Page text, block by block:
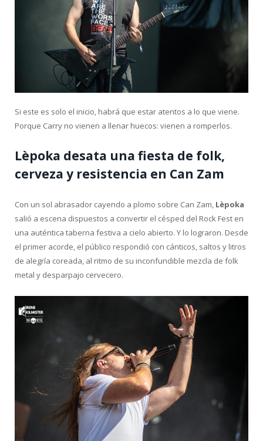
Si este es solo el inicio, habrá que estar atentos a lo que viene.
Porque Carry no vienen a llenar huecos: vienen a romperlos.
Lèpoka desata una fiesta de folk,
cerveza y resistencia en Can Zam
Con un sol abrasador cayendo a plomo sobre Can Zam, Lèpoka
salió a escena dispuestos a convertir el césped del Rock Fest en
una auténtica taberna festiva a cielo abierto. Y lo lograron. Desde
el primer acorde, el público respondió con cánticos, saltos y litros
de alegría coreada, al ritmo de su inconfundible mezcla de folk
metal y desparpajo cervecero.